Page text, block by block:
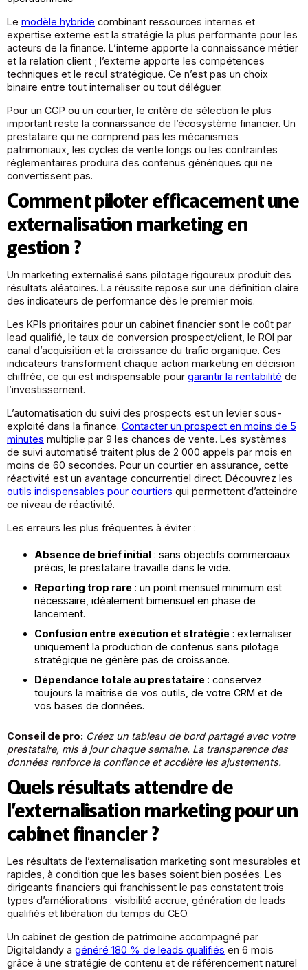
Le modèle hybride combinant ressources internes et
expertise externe est la stratégie la plus performante pour les
acteurs de la finance. L’interne apporte la connaissance métier
et la relation client ; l’externe apporte les compétences
techniques et le recul stratégique. Ce n’est pas un choix
binaire entre tout internaliser ou tout déléguer.
Pour un CGP ou un courtier, le critère de sélection le plus
important reste la connaissance de l’écosystème financier. Un
prestataire qui ne comprend pas les mécanismes
patrimoniaux, les cycles de vente longs ou les contraintes
réglementaires produira des contenus génériques qui ne
convertissent pas.
Comment piloter efficacement une
externalisation marketing en
gestion ?
Un marketing externalisé sans pilotage rigoureux produit des
résultats aléatoires. La réussite repose sur une définition claire
des indicateurs de performance dès le premier mois.
Les KPIs prioritaires pour un cabinet financier sont le coût par
lead qualifié, le taux de conversion prospect/client, le ROI par
canal d’acquisition et la croissance du trafic organique. Ces
indicateurs transforment chaque action marketing en décision
chiffrée, ce qui est indispensable pour garantir la rentabilité de
l’investissement.
L’automatisation du suivi des prospects est un levier sous-
exploité dans la finance. Contacter un prospect en moins de 5
minutes multiplie par 9 les chances de vente. Les systèmes
de suivi automatisé traitent plus de 2 000 appels par mois en
moins de 60 secondes. Pour un courtier en assurance, cette
réactivité est un avantage concurrentiel direct. Découvrez les
outils indispensables pour courtiers qui permettent d’atteindre
ce niveau de réactivité.
Les erreurs les plus fréquentes à éviter :
Absence de brief initial : sans objectifs commerciaux
précis, le prestataire travaille dans le vide.
Reporting trop rare : un point mensuel minimum est
nécessaire, idéalement bimensuel en phase de
lancement.
Confusion entre exécution et stratégie : externaliser
uniquement la production de contenus sans pilotage
stratégique ne génère pas de croissance.
Dépendance totale au prestataire : conservez
toujours la maîtrise de vos outils, de votre CRM et de
vos bases de données.
Conseil de pro: Créez un tableau de bord partagé avec votre
prestataire, mis à jour chaque semaine. La transparence des
données renforce la confiance et accélère les ajustements.
Quels résultats attendre de
l’externalisation marketing pour un
cabinet financier ?
Les résultats de l’externalisation marketing sont mesurables et
rapides, à condition que les bases soient bien posées. Les
dirigeants financiers qui franchissent le pas constatent trois
types d’améliorations : visibilité accrue, génération de leads
qualifiés et libération du temps du CEO.
Un cabinet de gestion de patrimoine accompagné par
Digitaldandy a généré 180 % de leads qualifiés en 6 mois
grâce à une stratégie de contenu et de référencement naturel